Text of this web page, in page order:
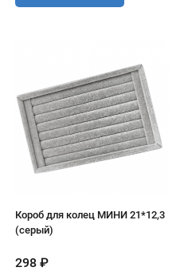
Короб для колец МИНИ 21*12,3
(серый)
298 ₽